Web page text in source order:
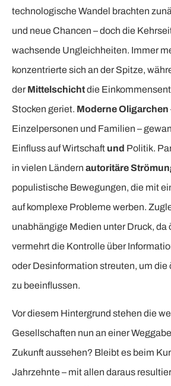
technologische Wandel brachten
und neue Chancen – doch die
wachsende Ungleichheiten. Immer
konzentrierte sich an der Spitze,
der Mittelschichtdie
Stocken geriet. Moderne Oligarchen
Einzelpersonen und Familien –
Einfluss auf Wirtschaft und Politik.
in vielen Ländern autoritäre
populistische Bewegungen, die mit
auf komplexe Probleme werben.
unabhängige Medien unter Druck, da
vermehrt die Kontrolle über
oder Desinformation streuten, um
zu beeinflussen.
Vor diesem Hintergrund stehen die
Gesellschaften nun an einer
Zukunft aussehen? Bleibt es beim
Jahrzehnte – mit allen daraus